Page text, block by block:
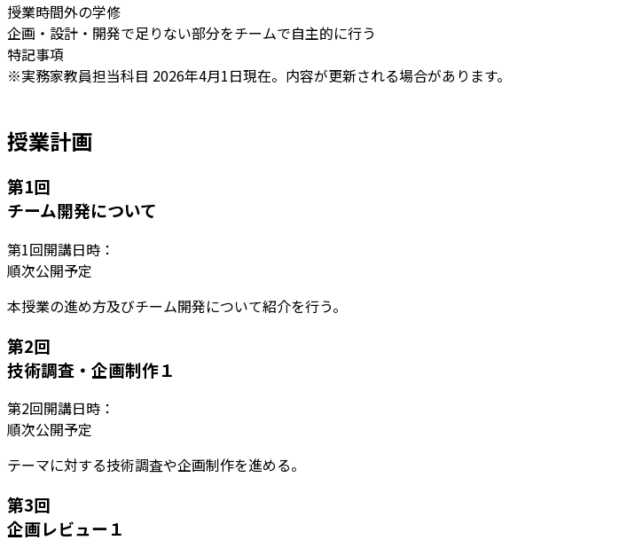
授業時間外の学修
企画・設計・開発で足りない部分をチームで自主的に行う
特記事項
※実務家教員担当科目 2026年4月1日現在。内容が更新される場合があります。
授業計画
第1回
チーム開発について
第1回開講日時：
順次公開予定
本授業の進め方及びチーム開発について紹介を行う。
第2回
技術調査・企画制作１
第2回開講日時：
順次公開予定
テーマに対する技術調査や企画制作を進める。
第3回
企画レビュー１